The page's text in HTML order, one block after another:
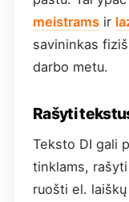
meistrams ir
savininkas
darbo metu.
Rašyti
Teksto DI gali
tinklams,
ruošti el.